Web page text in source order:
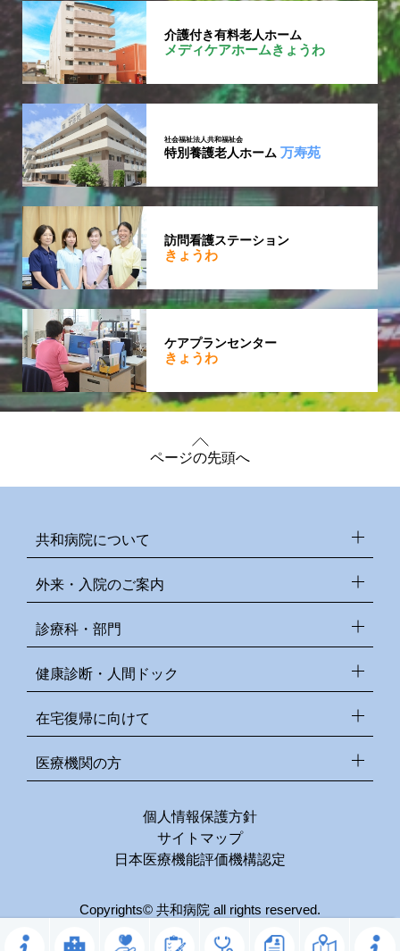
介護付き有料老人ホーム
メディケアホームきょうわ
社会福祉法人共和福祉会
特別養護老人ホーム万寿苑
訪問看護ステーション
きょうわ
ケアプランセンター
きょうわ
ページの先頭へ
共和病院について
外来・入院のご案内
診療科・部門
健康診断・人間ドック
在宅復帰に向けて
医療機関の方
個人情報保護方針
サイトマップ
日本医療機能評価機構認定
Copyrights© 共和病院 all rights reserved.